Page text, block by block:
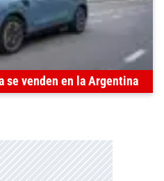
se venden en la Argentina